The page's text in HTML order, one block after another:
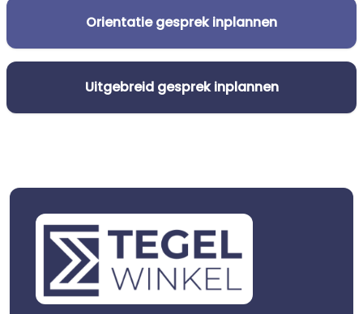
Orientatie gesprek inplannen
Uitgebreid gesprek inplannen